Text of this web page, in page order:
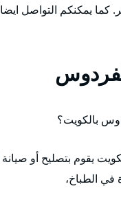
يمكنكم التواصل
بالكويت؟
يقوم بتصليح أو صيانة
في الطباخ،